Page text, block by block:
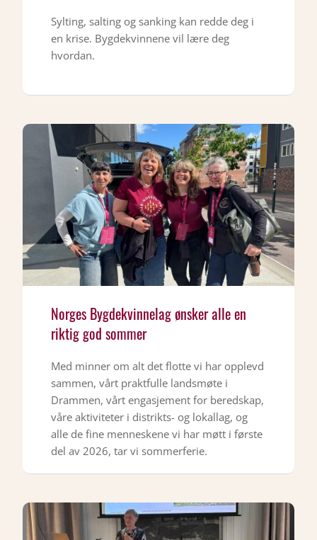
Sylting, salting og sanking kan redde deg i
en krise. Bygdekvinnene vil lære deg
hvordan.
Norges Bygdekvinnelag ønsker alle en
riktig god sommer
Med minner om alt det flotte vi har opplevd
sammen, vårt praktfulle landsmøte i
Drammen, vårt engasjement for beredskap,
våre aktiviteter i distrikts- og lokallag, og
alle de fine menneskene vi har møtt i første
del av 2026, tar vi sommerferie.